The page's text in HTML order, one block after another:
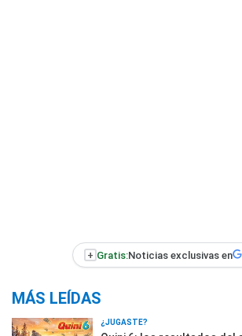
+ Gratis:Noticias exclusivas en
MÁS LEÍDAS
¿JUGASTE?